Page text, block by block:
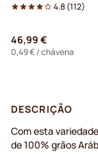
4.8(112)
46,99 €
0,49 €/ chávena
DESCRIÇÃO
Com esta
de 100% grãos